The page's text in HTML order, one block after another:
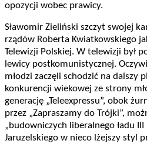
opozycji wobec prawicy.
Sławomir Zieliński szczyt swojej
rządów Roberta Kwiatkowskiego
Telewizji Polskiej. W telewizji był
lewicy postkomunistycznej.
młodzi zaczęli schodzić na dalszy
konkurencji wiekowej ze strony
generację „Teleexpressu”, obok
przez „Zapraszamy do Trójki”,
„budowniczych liberalnego ładu III
Jaruzelskiego w nieco lżejszy styl